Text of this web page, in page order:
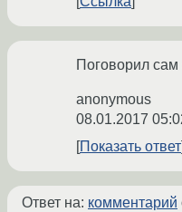
Поговорил сам
anonymous
08.01.2017
Показать ответ
Ответ на: комментарий